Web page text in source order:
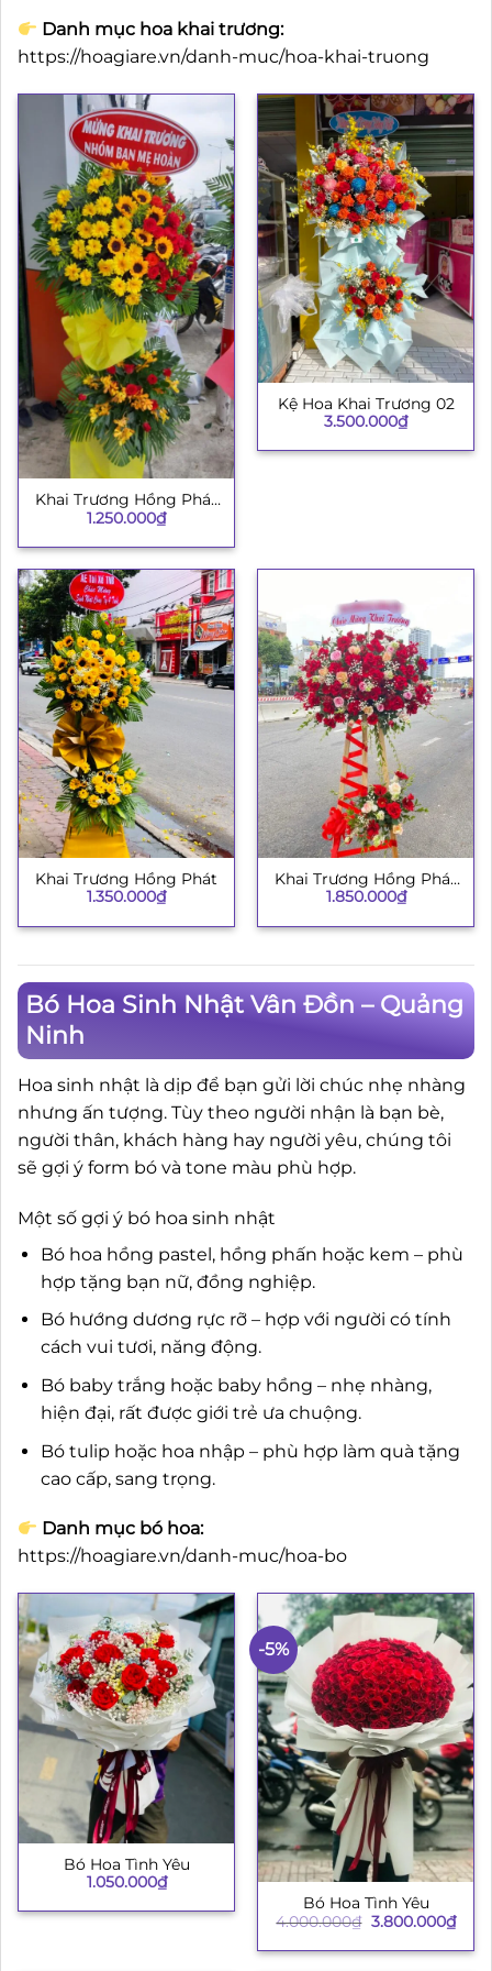
Danh mục hoa khai trương:
https://hoagiare.vn/danh-muc/hoa-khai-truong
Khai Trương Hồng Phát
H008
1.250.000₫
Kệ Hoa Khai Trương 02
3.500.000₫
Khai Trương Hồng Phát
1.350.000₫
Khai Trương Hồng Phát
134
1.850.000₫
Bó Hoa Sinh Nhật Vân Đồn – Quảng
Ninh
Hoa sinh nhật là dịp để bạn gửi lời chúc nhẹ nhàng
nhưng ấn tượng. Tùy theo người nhận là bạn bè,
người thân, khách hàng hay người yêu, chúng tôi
sẽ gợi ý form bó và tone màu phù hợp.
Một số gợi ý bó hoa sinh nhật
Bó hoa hồng pastel, hồng phấn hoặc kem – phù
hợp tặng bạn nữ, đồng nghiệp.
Bó hướng dương rực rỡ – hợp với người có tính
cách vui tươi, năng động.
Bó baby trắng hoặc baby hồng – nhẹ nhàng,
hiện đại, rất được giới trẻ ưa chuộng.
Bó tulip hoặc hoa nhập – phù hợp làm quà tặng
cao cấp, sang trọng.
Danh mục bó hoa:
https://hoagiare.vn/danh-muc/hoa-bo
Bó Hoa Tình Yêu
1.050.000₫
-5%
Bó Hoa Tình Yêu
4.000.000₫ Giá
là:
3.800.000₫Giá
hiện
tại